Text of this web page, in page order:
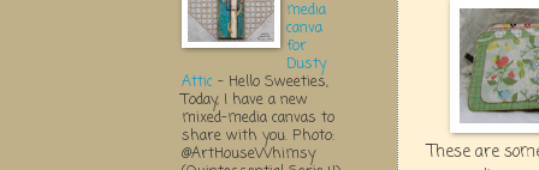
These are
media
canva
for
Dusty
Attic - Hello Sweeties,
Today, I have a new
mixed-media canvas to
share with you. Photo:
@ArtHouseWhimsy